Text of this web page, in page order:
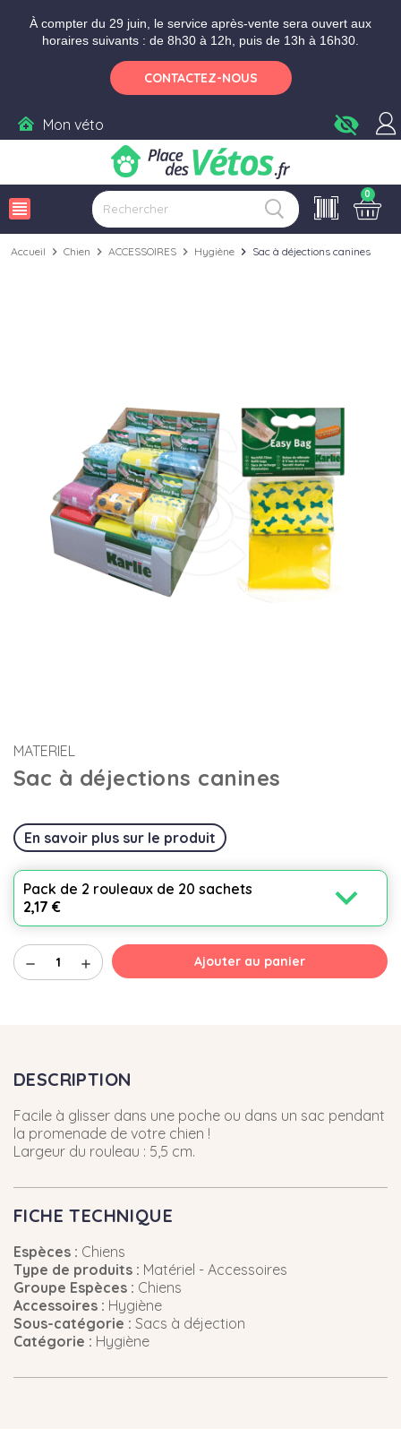
À compter du 29 juin, le service après-vente sera ouvert aux
horaires suivants : de 8h30 à 12h, puis de 13h à 16h30.
CONTACTEZ-NOUS
Mon véto visibility_off
view_headline
0
Accueil chevron_right Chien chevron_right ACCESSOIRES chevron_right Hygiène chevron_right Sac à déjections canines
MATERIEL
Sac à déjections canines
En savoir plus sur le produit
Pack de 2 rouleaux de 20 sachets
2,17 €
expand_more
remove add Ajouter au panier
DESCRIPTION
Facile à glisser dans une poche ou dans un sac pendant
la promenade de votre chien !
Largeur du rouleau : 5,5 cm.
FICHE TECHNIQUE
Espèces : Chiens
Type de produits : Matériel - Accessoires
Groupe Espèces : Chiens
Accessoires : Hygiène
Sous-catégorie : Sacs à déjection
Catégorie : Hygiène